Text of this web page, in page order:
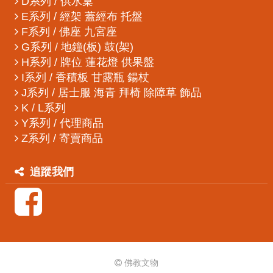
E系列 / 經架 蓋經布 托盤
F系列 / 佛座 九宮座
G系列 / 地鐘(板) 鼓(架)
H系列 / 牌位 蓮花燈 供果盤
I系列 / 香積板 甘露瓶 鍚杖
J系列 / 居士服 海青 拜椅 除障草 飾品
K / L系列
Y系列 / 代理商品
Z系列 / 寄賣商品
追蹤我們
佛教文物